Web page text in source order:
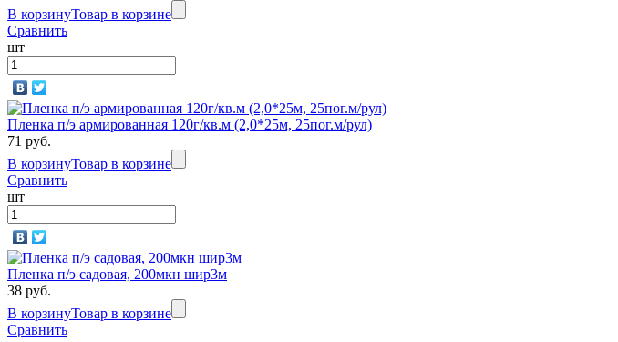
В корзинуТовар в корзине
Сравнить
шт
Пленка п/э армированная 120г/кв.м (2,0*25м, 25пог.м/рул)
71 руб.
В корзинуТовар в корзине
Сравнить
шт
Пленка п/э садовая, 200мкн шир3м
38 руб.
В корзинуТовар в корзине
Сравнить